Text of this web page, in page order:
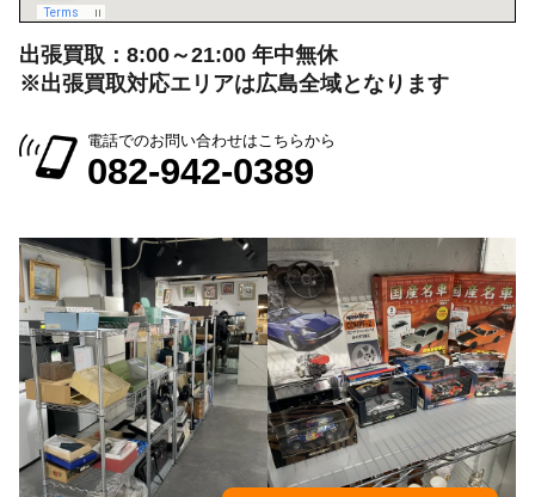
出張買取：8:00～21:00 年中無休
※出張買取対応エリアは広島全域となります
電話でのお問い合わせはこちらから
082-942-0389